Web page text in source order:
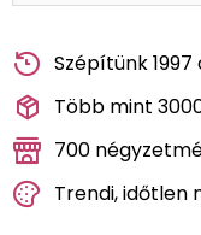
Szépítünk 1997
Több mint
700
Trendi, időtlen